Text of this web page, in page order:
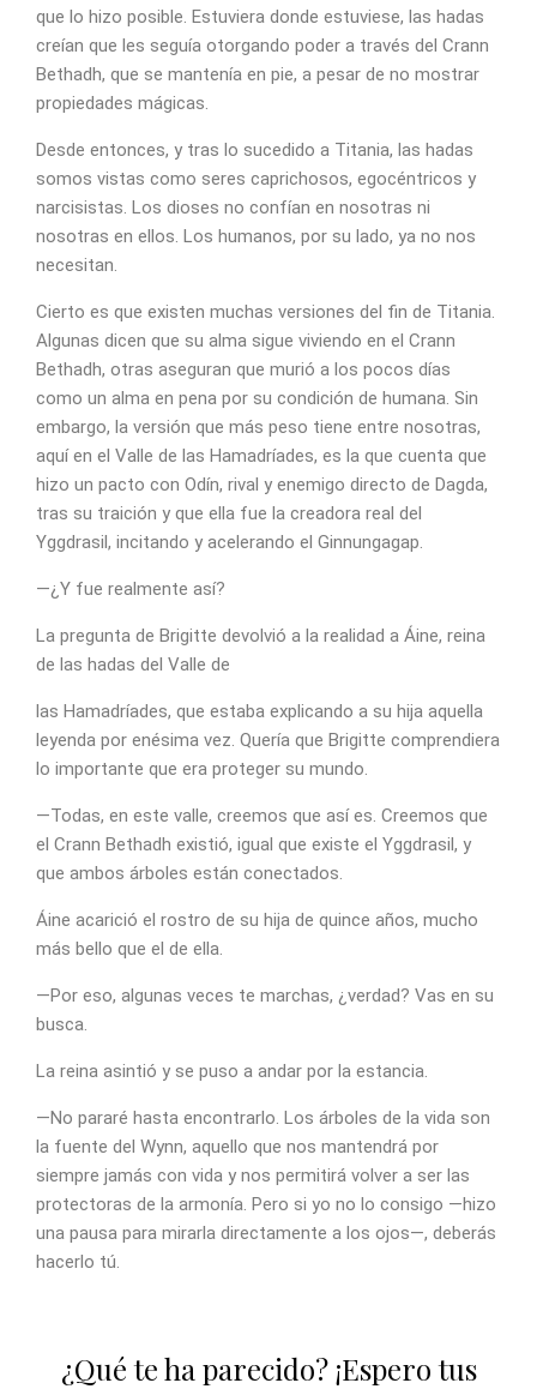
que lo hizo posible. Estuviera donde estuviese, las hadas
creían que les seguía otorgando poder a través del Crann
Bethadh, que se mantenía en pie, a pesar de no mostrar
propiedades mágicas.
Desde entonces, y tras lo sucedido a Titania, las hadas
somos vistas como seres caprichosos, egocéntricos y
narcisistas. Los dioses no confían en nosotras ni
nosotras en ellos. Los humanos, por su lado, ya no nos
necesitan.
Cierto es que existen muchas versiones del fin de Titania.
Algunas dicen que su alma sigue viviendo en el Crann
Bethadh, otras aseguran que murió a los pocos días
como un alma en pena por su condición de humana. Sin
embargo, la versión que más peso tiene entre nosotras,
aquí en el Valle de las Hamadríades, es la que cuenta que
hizo un pacto con Odín, rival y enemigo directo de Dagda,
tras su traición y que ella fue la creadora real del
Yggdrasil, incitando y acelerando el Ginnungagap.
—¿Y fue realmente así?
La pregunta de Brigitte devolvió a la realidad a Áine, reina
de las hadas del Valle de
las Hamadríades, que estaba explicando a su hija aquella
leyenda por enésima vez. Quería que Brigitte comprendiera
lo importante que era proteger su mundo.
—Todas, en este valle, creemos que así es. Creemos que
el Crann Bethadh existió, igual que existe el Yggdrasil, y
que ambos árboles están conectados.
Áine acarició el rostro de su hija de quince años, mucho
más bello que el de ella.
—Por eso, algunas veces te marchas, ¿verdad? Vas en su
busca.
La reina asintió y se puso a andar por la estancia.
—No pararé hasta encontrarlo. Los árboles de la vida son
la fuente del Wynn, aquello que nos mantendrá por
siempre jamás con vida y nos permitirá volver a ser las
protectoras de la armonía. Pero si yo no lo consigo —hizo
una pausa para mirarla directamente a los ojos—, deberás
hacerlo tú.
¿Qué te ha parecido? ¡Espero tus